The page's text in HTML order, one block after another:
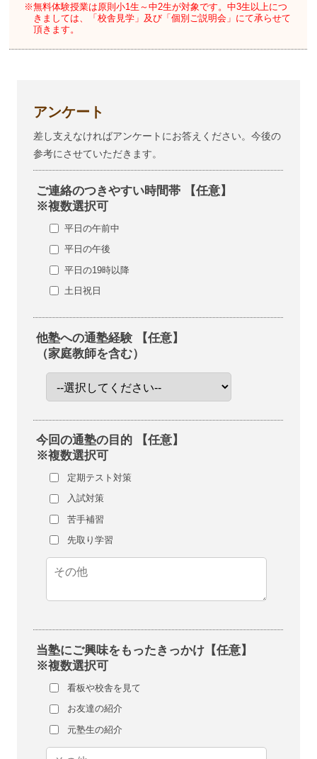
※無料体験授業は原則小1生～中2生が対象です。中3生以上につ
きましては、「校舎見学」及び「個別ご説明会」にて承らせて
頂きます。
アンケート
差し支えなければアンケートにお答えください。今後の
参考にさせていただきます。
ご連絡のつきやすい時間帯 【任意】
※複数選択可
平日の午前中
平日の午後
平日の19時以降
土日祝日
他塾への通塾経験 【任意】
（家庭教師を含む）
今回の通塾の目的 【任意】
※複数選択可
定期テスト対策
入試対策
苦手補習
先取り学習
当塾にご興味をもったきっかけ【任意】
※複数選択可
看板や校舎を見て
お友達の紹介
元塾生の紹介